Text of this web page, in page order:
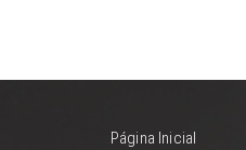
Página Inicial